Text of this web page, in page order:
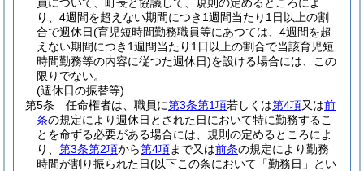
り、4週間を超えない期間につき1週間当たり1日以上の割
合で週休日(育児短時間勤務職員等にあつては、4週間を超
えない期間につき1週間当たり1日以上の割合で当該育児短
時間勤務等の内容に従つた週休日)を設ける場合には、この
限りでない。
(週休日の振替等)
第5条
任命権者は、職員に第3条第1項若しくは第4項又は前
条の規定により週休日とされた日において特に勤務するこ
とを命ずる必要がある場合には、規則の定めるところによ
り、 第3条第2項から第4項まで又は前条の規定により勤務
時間が割り振られた日(以下この条において「勤務日」とい